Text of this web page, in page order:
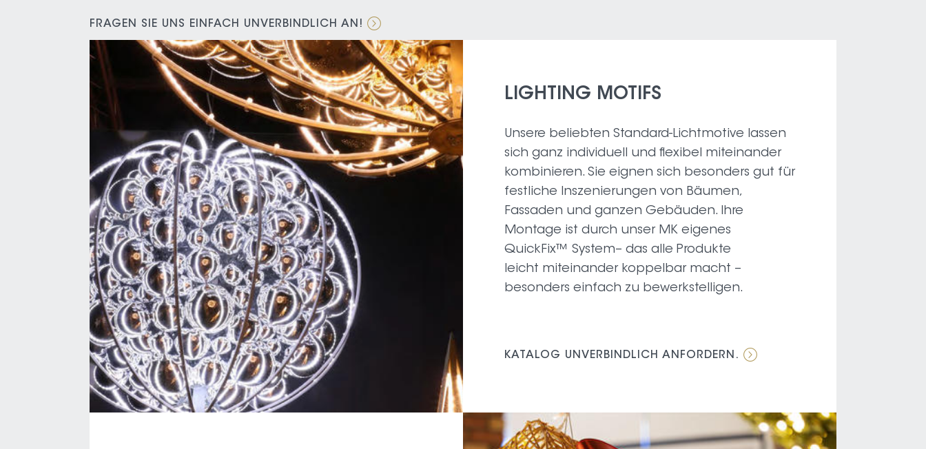
FRAGEN SIE UNS EINFACH UNVERBINDLICH AN!
LIGHTING MOTIFS
Unsere beliebten Standard-Lichtmotive lassen
sich ganz individuell und flexibel miteinander
kombinieren. Sie eignen sich besonders gut für
festliche Inszenierungen von Bäumen,
Fassaden und ganzen Gebäuden. Ihre
Montage ist durch unser MK eigenes
QuickFix™ System– das alle Produkte
leicht miteinander koppelbar macht –
besonders einfach zu bewerkstelligen.
KATALOG UNVERBINDLICH ANFORDERN.